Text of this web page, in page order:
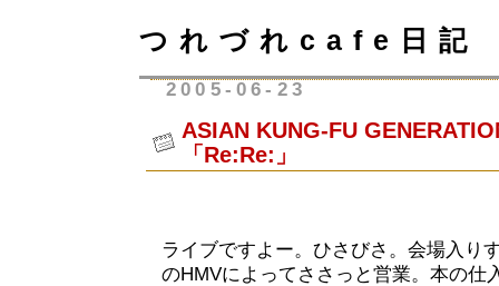
つれづれcafe日記
2005-06-23
ASIAN KUNG-FU
「Re:Re:」
ライブですよー。ひさびさ。会場入り
のHMVによってささっと営業。本の仕